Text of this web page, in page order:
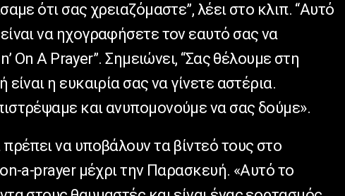
ότι σας χρειαζόμαστε”, λέει στο κλιπ. “Αυτό
να ηχογραφήσετε τον εαυτό σας να
On A Prayer”. Σημειώνει, “Σας θέλουμε στη
η ευκαιρία σας να γίνετε αστέρια.
και ανυπομονούμε να σας δούμε».
να υποβάλουν τα βίντεό τους στο
a-prayer μέχρι την Παρασκευή. «Αυτό το